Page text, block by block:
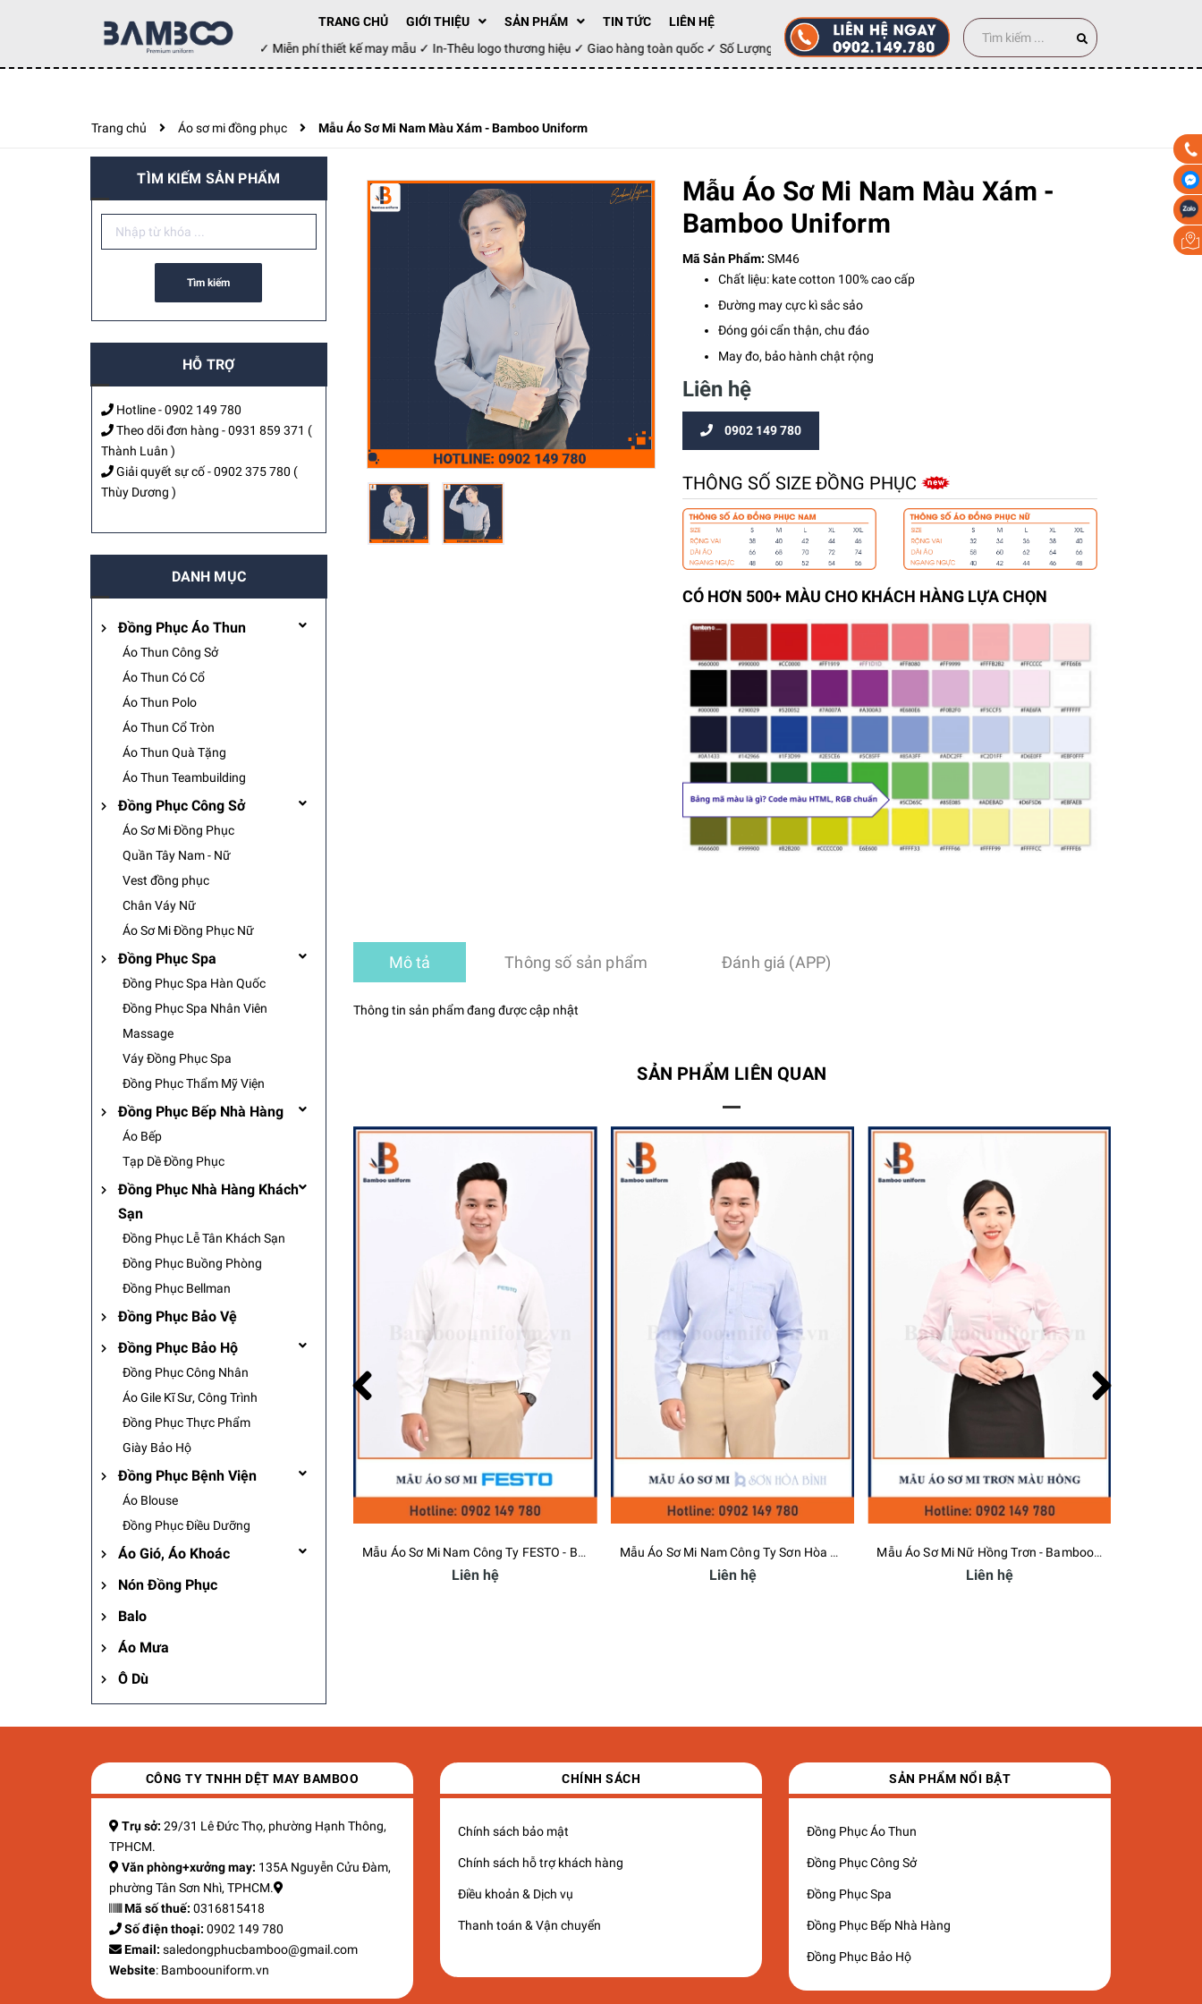
TRANG CHỦ GIỚI THIỆU SẢN PHẨM TIN TỨC
LIÊN HỆ
Đặt hàng hôm nay ✓ Miễn phí thiết kế may mẫu ✓ In-Thêu logo thương hiệu ✓ Giao hàng toàn quốc ✓ Số Lượng 100 cái
Trang chủ Áo sơ mi đồng phục Mẫu Áo Sơ Mi Nam Màu Xám - Bamboo Uniform
Mẫu Áo Sơ Mi Nam Màu Xám -
Bamboo Uniform
Mã Sản Phẩm: SM46
Chất liệu: kate cotton 100% cao cấp
Đường may cực kì sắc sảo
Đóng gói cẩn thận, chu đáo
May đo, bảo hành chật rộng
Liên hệ
0902 149 780
THÔNG SỐ SIZE ĐỒNG PHỤC
CÓ HƠN 500+ MÀU CHO KHÁCH HÀNG LỰA CHỌN
Mô tả Thông số sản phẩm Đánh giá (APP)
Thông tin sản phẩm đang được cập nhật
SẢN PHẨM LIÊN QUAN
Mẫu Áo Sơ Mi Đồng Phục Nam Dịch Vụ Công Ích - Bamboo Uniform Mẫu Áo Sơ Mi Nam Công Ty FESTO - Bamboo Uniform Mẫu Áo Sơ Mi Nam Công Ty Sơn Hòa Bình - Bamboo Uniform Mẫu Áo Sơ Mi Nữ Hồng Trơn - Bamboo Uniform
TÌM KIẾM SẢN PHẨM
Tìm kiếm
HỖ TRỢ
Hotline -0902 149 780
Theo dõi đơn hàng -0931 859 371 (
Thành Luân )
Giải quyết sự cố -0902 375 780 (
Thùy Dương )
DANH MỤC
Đồng Phục Áo Thun
Áo Thun Công Sở
Áo Thun Có Cổ
Áo Thun Polo
Áo Thun Cổ Tròn
Áo Thun Quà Tặng
Áo Thun Teambuilding
Đồng Phục Công Sở
Áo Sơ Mi Đồng Phục
Quần Tây Nam - Nữ
Vest đồng phục
Chân Váy Nữ
Áo Sơ Mi Đồng Phục Nữ
Đồng Phục Spa
Đồng Phục Spa Hàn Quốc
Đồng Phục Spa Nhân Viên
Massage
Váy Đồng Phục Spa
Đồng Phục Thẩm Mỹ Viện
Đồng Phục Bếp Nhà Hàng
Áo Bếp
Tạp Dề Đồng Phục
Đồng Phục Nhà Hàng Khách
Sạn
Đồng Phục Lễ Tân Khách Sạn
Đồng Phục Buồng Phòng
Đồng Phục Bellman
Đồng Phục Bảo Vệ
Đồng Phục Bảo Hộ
Đồng Phục Công Nhân
Áo Gile Kĩ Sư, Công Trình
Đồng Phục Thực Phẩm
Giày Bảo Hộ
Đồng Phục Bệnh Viện
Áo Blouse
Đồng Phục Điều Dưỡng
Áo Gió, Áo Khoác
Nón Đồng Phục
Balo
Áo Mưa
Ô Dù
CÔNG TY TNHH DỆT MAY BAMBOO
Trụ sở: 29/31 Lê Đức Thọ, phường Hạnh Thông,
TPHCM.
Văn phòng+xưởng may: 135A Nguyễn Cửu Đàm,
phường Tân Sơn Nhì, TPHCM.
Mã số thuế: 0316815418
Số điện thoại: 0902 149 780
Email: saledongphucbamboo@gmail.com
Website: Bamboouniform.vn
CHÍNH SÁCH
Chính sách bảo mật
Chính sách hỗ trợ khách hàng
Điều khoản & Dịch vụ
Thanh toán & Vận chuyển
SẢN PHẨM NỔI BẬT
Đồng Phục Áo Thun
Đồng Phục Công Sở
Đồng Phục Spa
Đồng Phục Bếp Nhà Hàng
Đồng Phục Bảo Hộ